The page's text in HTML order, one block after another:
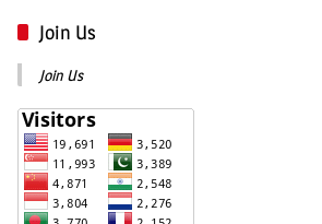
Join Us
Join Us